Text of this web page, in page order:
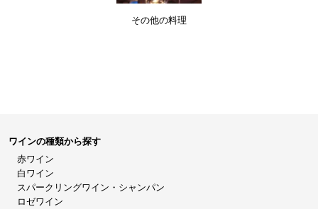
その他の料理
ワインの種類から探す
赤ワイン
白ワイン
スパークリングワイン・シャンパン
ロゼワイン